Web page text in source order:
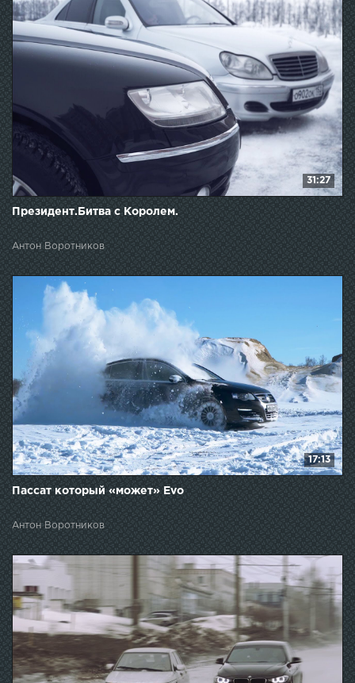
31:27
Президент.Битва с Королем.
Антон Воротников
17:13
Пассат который «может» Evo
Антон Воротников